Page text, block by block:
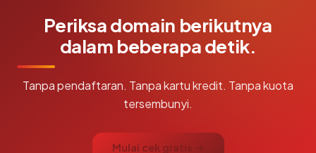
Periksa domain berikutnya
dalam beberapa detik.
Tanpa pendaftaran. Tanpa kartu kredit. Tanpa kuota
tersembunyi.
Mulai cek gratis →